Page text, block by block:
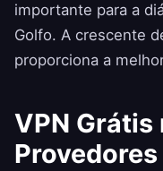
importante para a
Golfo. A crescente
proporciona a
VPN Grátis